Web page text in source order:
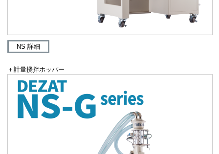
NS 詳細
＋計量攪拌ホッパー